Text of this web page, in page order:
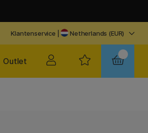
Klantenservice | Netherlands (EUR)
Outlet